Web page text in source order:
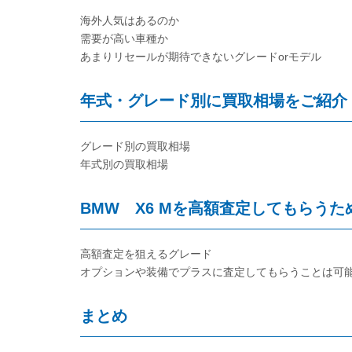
海外人気はあるのか
需要が高い車種か
あまりリセールが期待できないグレードorモデル
年式・グレード別に買取相場をご紹介
グレード別の買取相場
年式別の買取相場
BMW X6 Mを高額査定してもらうた
高額査定を狙えるグレード
オプションや装備でプラスに査定してもらうことは可
まとめ